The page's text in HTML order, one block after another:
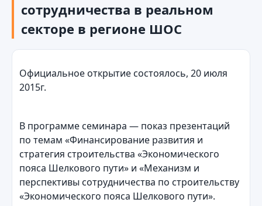
сотрудничества в реальном
секторе в регионе ШОС
Официальное открытие состоялось, 20 июля
2015г.
В программе семинара — показ презентаций
по темам «Финансирование развития и
стратегия строительства «Экономического
пояса Шелкового пути» и «Механизм и
перспективы сотрудничества по строительству
«Экономического пояса Шелкового пути».